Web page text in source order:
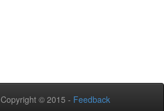
Copyright © 2015 - Feedback